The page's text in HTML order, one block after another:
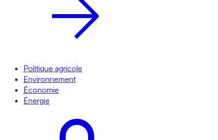
Politique agricole
Environnement
Économie
Énergie